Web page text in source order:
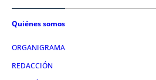
Quiénes somos
ORGANIGRAMA
REDACCIÓN